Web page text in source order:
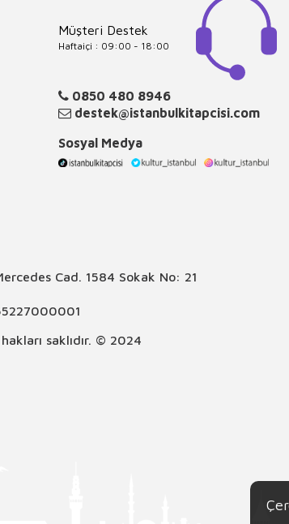
Müşteri Destek
Haftaiçi : 09:00 - 18:00
0850 480 8946
destek@istanbulkitapcisi.com
Sosyal Medya
Cad. 1584 Sokak No: 21
saklıdır. © 2024